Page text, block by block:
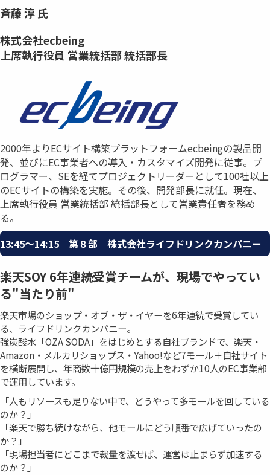
斉藤 淳 氏
株式会社ecbeing
上席執行役員​ 営業統括部 統括部長​
2000年よりECサイト構築プラットフォームecbeingの製品開
発、並びに​EC事業者への導入・カスタマイズ開発に従事。​プ
ログラマー、SEを経てプロジェクトリーダーとして100社以上
の​ECサイトの構築を実施。その後、開発部長に就任。​現在、
上席執行役員 営業統括部 統括部長として営業責任者を務め
る。
13:45〜14:15 第８部 株式会社ライフドリンクカンパニー
楽天SOY 6年連続受賞チームが、現場でやってい
る"当たり前"
楽天市場のショップ・オブ・ザ・イヤーを6年連続で受賞してい
る、ライフドリンクカンパニー。
強炭酸水「OZA SODA」をはじめとする自社ブランドで、楽天・
Amazon・メルカリショップス・Yahoo!など7モール＋自社サイト
を横断展開し、年商数十億円規模の売上をわずか10人のEC事業部
で運用しています。
「人もリソースも足りない中で、どうやって多モールを回している
のか？」
「楽天で勝ち続けながら、他モールにどう順番で広げていったの
か？」
「現場担当者にどこまで裁量を渡せば、運営は止まらず加速する
のか？」